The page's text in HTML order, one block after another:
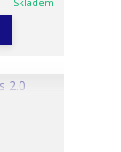
Skladem